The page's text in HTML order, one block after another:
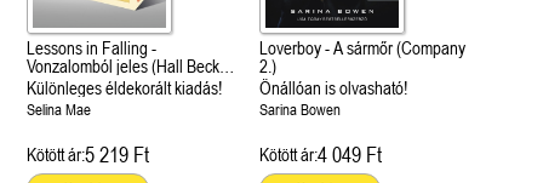
Lessons in Falling -
Vonzalomból jeles (Hall Beck
University 3.)
Különleges éldekorált kiadás!
Selina Mae
Kötött ár:5 219 Ft
Loverboy - A sármőr (Company
2.)
Önállóan is olvasható!
Sarina Bowen
Kötött ár:4 049 Ft